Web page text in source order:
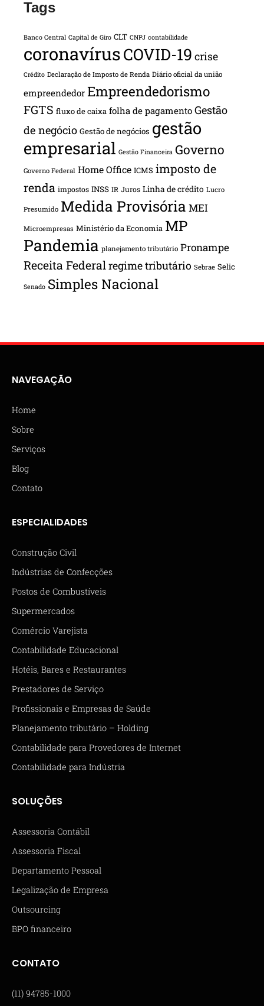
Tags
Banco Central Capital de Giro CLT CNPJ contabilidade
coronavírusCOVID-19 crise
Crédito Declaração de Imposto de Renda Diário oficial da união
empreendedor Empreendedorismo
FGTS fluxo de caixa folha de pagamento Gestão
de negócio Gestão de negócios gestão
empresarial Gestão Financeira Governo
Governo Federal Home Office ICMS imposto de
renda impostos INSS IR Juros Linha de crédito Lucro
Presumido Medida Provisória MEI
Microempresas Ministério da Economia MP
Pandemia planejamento tributário Pronampe
Receita Federalregime tributário Sebrae Selic
Senado Simples Nacional
NAVEGAÇÃO
Home
Sobre
Serviços
Blog
Contato
ESPECIALIDADES
Construção Civil
Indústrias de Confecções
Postos de Combustíveis
Supermercados
Comércio Varejista
Contabilidade Educacional
Hotéis, Bares e Restaurantes
Prestadores de Serviço
Profissionais e Empresas de Saúde
Planejamento tributário – Holding
Contabilidade para Provedores de Internet
Contabilidade para Indústria
SOLUÇÕES
Assessoria Contábil
Assessoria Fiscal
Departamento Pessoal
Legalização de Empresa
Outsourcing
BPO financeiro
CONTATO
(11) 94785-1000